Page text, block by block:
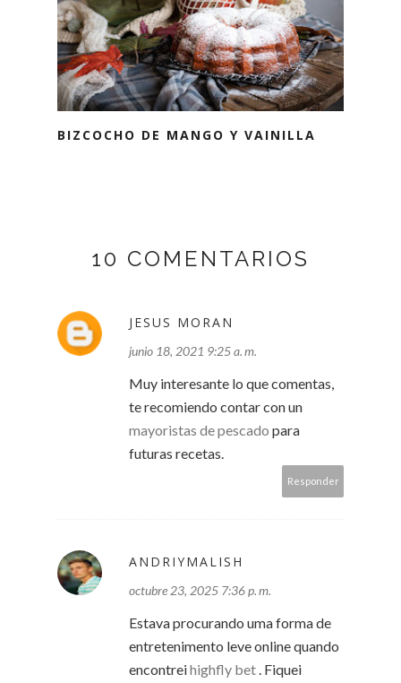
BIZCOCHO DE MANGO Y VAINILLA
10 COMENTARIOS
JESUS MORAN
junio 18, 2021 9:25 a. m.
Muy interesante lo que comentas,
te recomiendo contar con un
mayoristas de pescado para
futuras recetas.
Responder
ANDRIYMALISH
octubre 23, 2025 7:36 p. m.
Estava procurando uma forma de
entretenimento leve online quando
encontreihighfly bet. Fiquei